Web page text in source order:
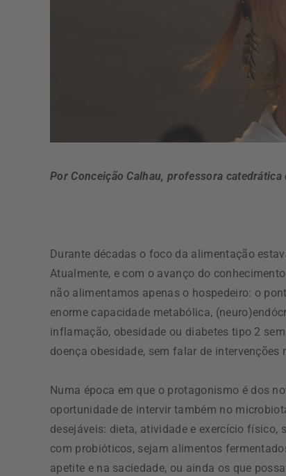
Por Conceição Calhau, professora
Durante décadas o foco da alimentação
Atualmente, e com o avanço do
não alimentamos apenas o hospedeiro: o
enorme capacidade metabólica,
inflamação, obesidade ou diabetes tipo 2
doença obesidade, sem falar de intervenções
Numa época em que o protagonismo é dos
oportunidade de intervir também no
desejáveis: dieta, atividade e exercício
com probióticos, sejam alimentos
apetite e na saciedade, ou ainda os que